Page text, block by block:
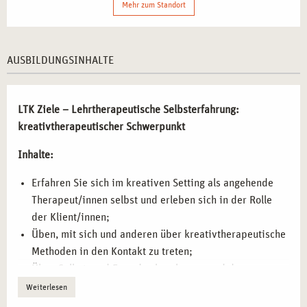
Teilnehmenden erleben sich selbst in der Rolle der
Klient*innen und reflektieren ihre eigenen inneren
Prozesse.
kunst- und musiktherapeutische Ansätze wird ein neuer
Sensibilisierung für Selbst- und Fremdwahrnehmung–
Übungen zur bewussten Reflexion der eigenen
Wahrnehmung und deren Einfluss auf therapeutische
Beziehungen.
Erprobung verschiedener kreativer Ausdrucksformen
Malerei, Bewegung, Stimme oder Schreiben als
Werkzeuge zur Förderung der Selbsterkenntnis.
Mehr zum Standort
AUSBILDUNGSINHALTE
LTK Ziele – Lehrtherapeutische Selbsterfahrung:
kreativtherapeutischer Schwerpunkt
Inhalte:
Erfahren Sie sich im kreativen Setting als angehende
Therapeut/innen selbst und erleben sich in der Rolle
der Klient/innen;
Üben, mit sich und anderen über kreativtherapeutische
Methoden in den Kontakt zu treten;
Üben Selbst- und Fremdwahrnehmung und deren
Artikulation und Beschreibung;
Weiterlesen